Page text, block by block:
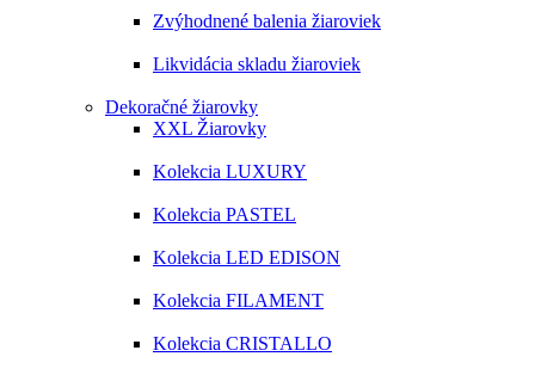
Zvýhodnené balenia žiaroviek
Likvidácia skladu žiaroviek
Dekoračné žiarovky
XXL Žiarovky
Kolekcia LUXURY
Kolekcia PASTEL
Kolekcia LED EDISON
Kolekcia FILAMENT
Kolekcia CRISTALLO